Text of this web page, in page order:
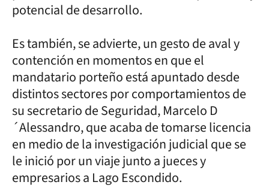
potencial de desarrollo.
Es también, se advierte, un gesto de aval y
contención en momentos en que el
mandatario porteño está apuntado desde
distintos sectores por comportamientos de
su secretario de Seguridad, Marcelo D
´Alessandro, que acaba de tomarse licencia
en medio de la investigación judicial que se
le inició por un viaje junto a jueces y
empresarios a Lago Escondido.